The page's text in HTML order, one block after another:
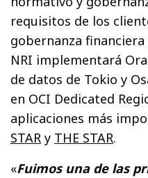
requisitos de los
gobernanza
NRI implementará
de datos de Tokio y
en OCI Dedicated
aplicaciones más
STAR y THE STAR.
«Fuimos una de las